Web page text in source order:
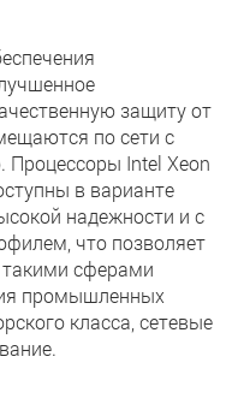
защиту от
по сети с
Процессоры Intel Xeon
в варианте
надежности и с
что позволяет
такими сферами
промышленных
класса, сетевые